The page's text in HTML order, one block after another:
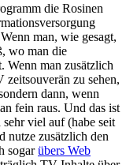
die Rosinen
man, wie gesagt,
wo man die
Wenn man zusätzlich
zu sehen,
dann, wenn
fein raus. Und das ist
viel auf (habe seit
nutze zusätzlich den
sogarübers Web